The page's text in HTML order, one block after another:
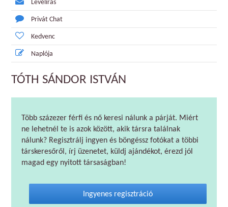
Levélírás
Privát Chat
Kedvenc
Naplója
TÓTH SÁNDOR ISTVÁN
Több százezer férfi és nő keresi nálunk a párját. Miért
ne lehetnél te is azok között, akik társra találnak
nálunk? Regisztrálj ingyen és böngéssz fotókat a többi
társkeresőről, írj üzenetet, küldj ajándékot, érezd jól
magad egy nyitott társaságban!
Ingyenes regisztráció